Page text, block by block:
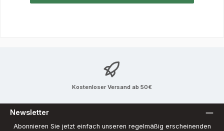
Kostenloser Versand ab 50€
Newsletter
Abonnieren Sie jetzt einfach unseren regelmäßig erscheinenden